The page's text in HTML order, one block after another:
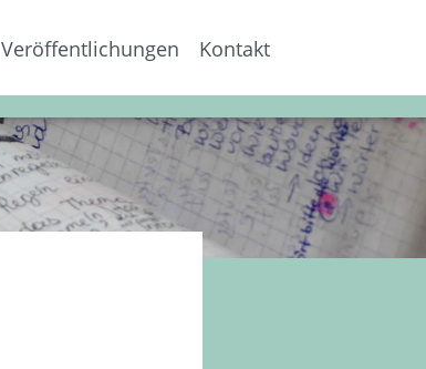
Veröffentlichungen Kontakt